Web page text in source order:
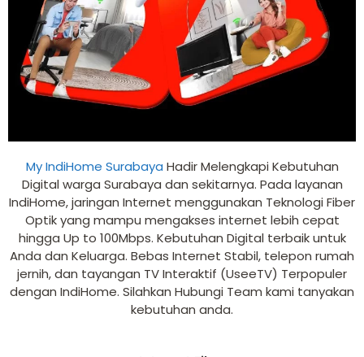
My IndiHome Surabaya Hadir Melengkapi Kebutuhan
Digital warga Surabaya dan sekitarnya. Pada layanan
IndiHome, jaringan Internet menggunakan Teknologi Fiber
Optik yang mampu mengakses internet lebih cepat
hingga Up to 100Mbps. Kebutuhan Digital terbaik untuk
Anda dan Keluarga. Bebas Internet Stabil, telepon rumah
jernih, dan tayangan TV Interaktif (UseeTV) Terpopuler
dengan IndiHome. Silahkan Hubungi Team kami tanyakan
kebutuhan anda.